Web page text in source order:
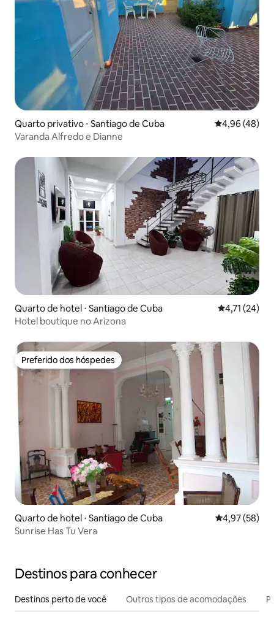
Quarto privativo ⋅ Santiago de Cuba 4,96 de uma
4,96 (48)
Varanda Alfredo e Dianne
Quarto de hotel ⋅ Santiago de Cuba 4,71 de uma
4,71 (24)
Hotel boutique no Arizona
Preferido dos hóspedes
Preferido dos hóspedes
Quarto de hotel ⋅ Santiago de Cuba 4,97 de uma
4,97 (58)
Sunrise Has Tu Vera
Destinos para conhecer
Destinos perto de você Outros tipos de acomodações